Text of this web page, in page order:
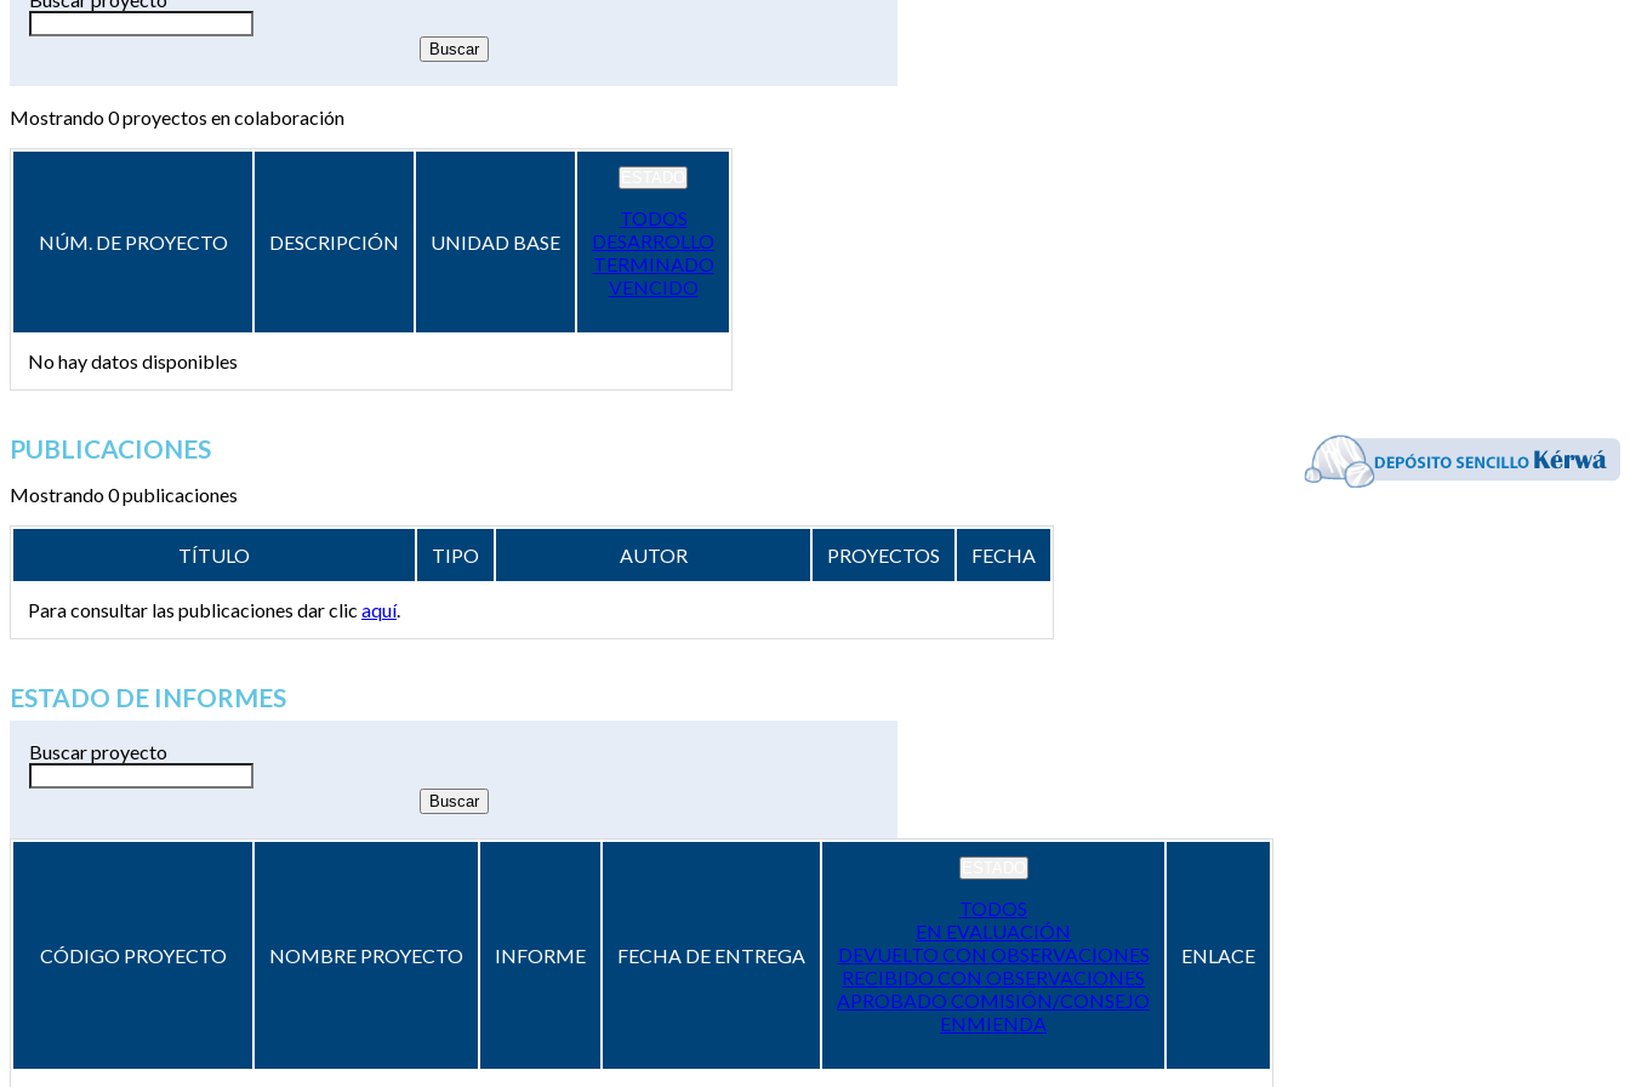
Mostrando0proyectos en colaboración
NÚM. DE PROYECTO DESCRIPCIÓN UNIDAD BASE
TODOS
DESARROLLO
TERMINADO
VENCIDO
No hay datos disponibles
PUBLICACIONES
Mostrando 0 publicaciones
TÍTULO TIPO AUTOR PROYECTOS FECHA
Para consultar las publicaciones dar clic aquí.
ESTADO DE INFORMES
Buscar proyecto
CÓDIGO PROYECTO NOMBRE PROYECTO INFORME FECHA DE ENTREGA
TODOS
EN EVALUACIÓN
DEVUELTO CON OBSERVACIONES
RECIBIDO CON OBSERVACIONES
APROBADO COMISIÓN/CONSEJO
ENMIENDA
ENLACE